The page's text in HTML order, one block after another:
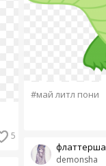
5
#май литл пони
demonsha